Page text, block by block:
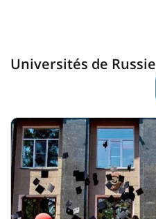
Universités de Russie